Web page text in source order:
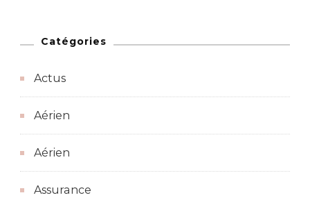
Catégories
Actus
Aérien
Aérien
Assurance